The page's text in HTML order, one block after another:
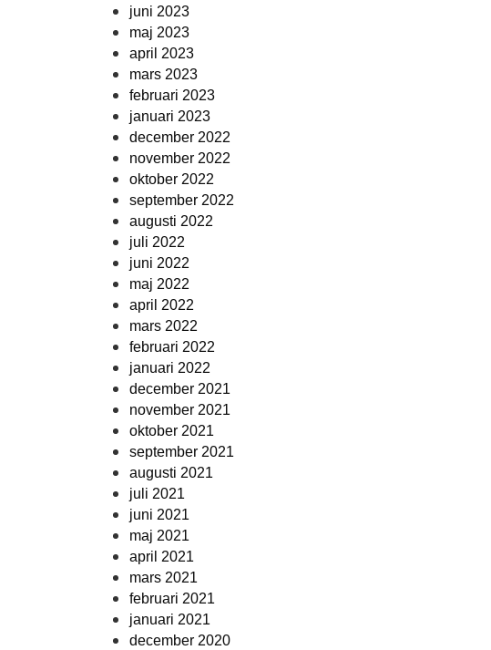
juni 2023
maj 2023
april 2023
mars 2023
februari 2023
januari 2023
december 2022
november 2022
oktober 2022
september 2022
augusti 2022
juli 2022
juni 2022
maj 2022
april 2022
mars 2022
februari 2022
januari 2022
december 2021
november 2021
oktober 2021
september 2021
augusti 2021
juli 2021
juni 2021
maj 2021
april 2021
mars 2021
februari 2021
januari 2021
december 2020